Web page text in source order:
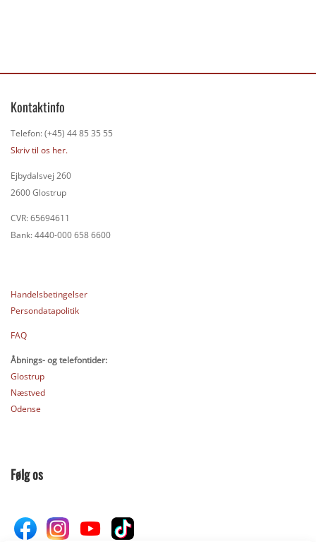
Kontaktinfo
Telefon: (+45) 44 85 35 55
Skriv til os her.
Ejbydalsvej 260
2600 Glostrup
CVR: 65694611
Bank: 4440-000 658 6600
Handelsbetingelser
Persondatapolitik
FAQ
Åbnings- og telefontider:
Glostrup
Næstved
Odense
Følg os